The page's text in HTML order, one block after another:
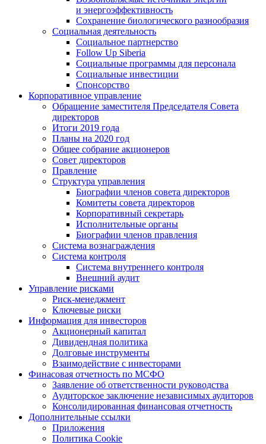
и энергоэффективность
Сохранение биологического разнообразия
Социальная деятельность
Социальное партнерство
Follow Up Siberia
Социальные программы для персонала
Социальные инвестиции
Спонсорство
Корпоративное управление
Обращение заместителя Председателя Совета
директоров
Итоги 2019 года
Планы на 2020 год
Общее собрание акционеров
Совет директоров
Правление
Структура управления
Биографии членов совета директоров
Комитеты совета директоров
Корпоративный секретарь
Исполнительные органы
Биографии членов правления
Система вознаграждения
Система контроля
Система внутреннего контроля
Внешний аудит
Управление рисками
Риск-менеджмент
Ключевые риски
Информация для инвесторов
Акционерный капитал
Дивидендная политика
Долговые инструменты
Взаимодействие с инвеcторами
Финасовая отчетность по МСФО
Заявление об ответственности руководства
Аудиторское заключение независимых аудиторов
Консолидированная финансовая отчетность
Дополнительные ссылки
Приложения
Политика Cookie